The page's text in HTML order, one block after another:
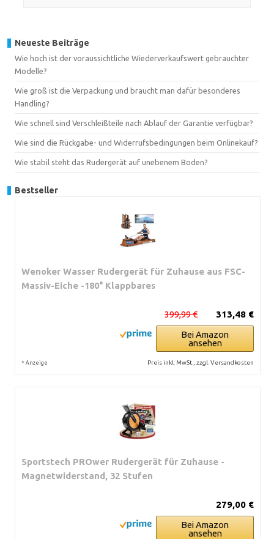
Neueste Beiträge
Wie hoch ist der voraussichtliche Wiederverkaufswert gebrauchter
Modelle?
Wie groß ist die Verpackung und braucht man dafür besonderes
Handling?
Wie schnell sind Verschleißteile nach Ablauf der Garantie verfügbar?
Wie sind die Rückgabe- und Widerrufsbedingungen beim Onlinekauf?
Wie stabil steht das Rudergerät auf unebenem Boden?
Bestseller
Wenoker Wasser Rudergerät für Zuhause aus FSC-
Massiv-Eiche -180° Klappbares
313,48 €
399,99 €
Bei Amazon
ansehen
* Anzeige Preis inkl. MwSt., zzgl. Versandkosten
Sportstech PROwer Rudergerät für Zuhause -
Magnetwiderstand, 32 Stufen
279,00 €
Bei Amazon
ansehen